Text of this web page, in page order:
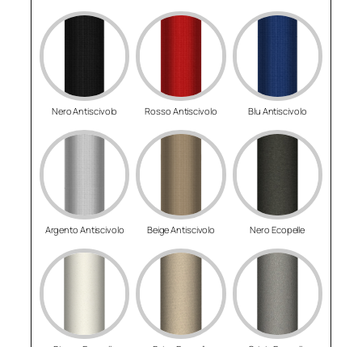
Nero Antiscivolo Rosso Antiscivolo Blu Antiscivolo
Argento Antiscivolo Beige Antiscivolo Nero Ecopelle